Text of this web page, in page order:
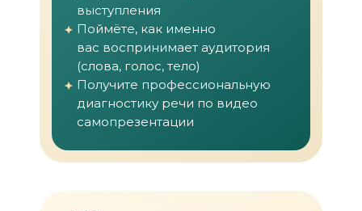
выступления
Поймёте, как именно
вас воспринимает аудитория
(слова, голос, тело)
Получите профессиональную
диагностику речи по видео
самопрезентации